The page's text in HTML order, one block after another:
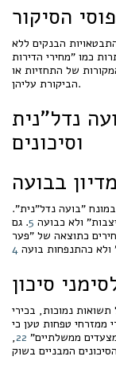
הסיקור
הבנקים ללא
כמו "מחירי הדירות
של התחזיות או
הביקורת עליהן.
נדל"נית
וסיכונים
בבועה
"בועה נדל"נית".
ולא כבועה 5. גם
כתוצאה של "פער
ולא כהתנפחות בועה 4
סיכון
נמוכות, בכירי
ממזרחי טפחות טען כי
ממשלתיים" 22
,